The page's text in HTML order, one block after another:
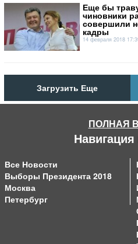
Еще бы
чиновники
совершили
кадры
14 февраля 2018
Загрузить Еще
ПОЛНАЯ
Все Новости
Выборы Президента 2018
Москва
Петербург